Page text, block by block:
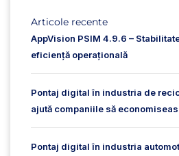
Articole recente
AppVision PSIM 4.9.6 –
eficiență operațională
Pontaj digital în industria de
ajută companiile să
Pontaj digital în industria